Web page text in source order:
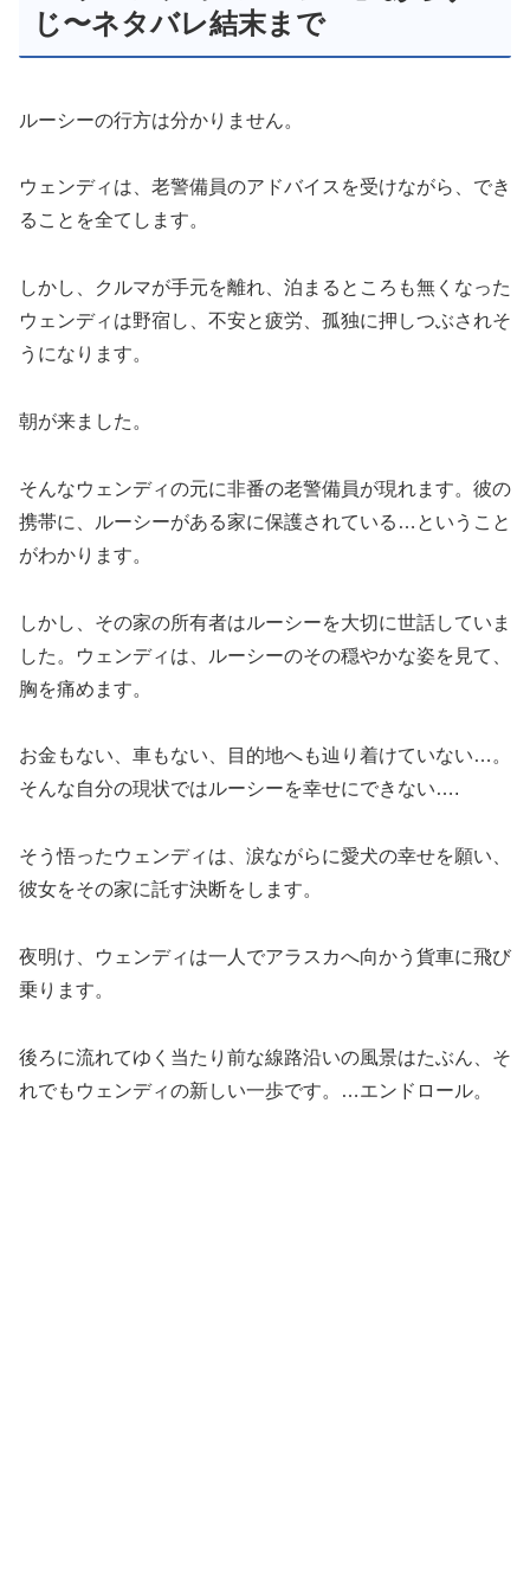
じ〜ネタバレ結末まで
ルーシーの行方は分かりません。
ウェンディは、老警備員のアドバイスを受けながら、でき
ることを全てします。
しかし、クルマが手元を離れ、泊まるところも無くなった
ウェンディは野宿し、不安と疲労、孤独に押しつぶされそ
うになります。
朝が来ました。
そんなウェンディの元に非番の老警備員が現れます。彼の
携帯に、ルーシーがある家に保護されている…ということ
がわかります。
しかし、その家の所有者はルーシーを大切に世話していま
した。ウェンディは、ルーシーのその穏やかな姿を見て、
胸を痛めます。
お金もない、車もない、目的地へも辿り着けていない…。
そんな自分の現状ではルーシーを幸せにできない….
そう悟ったウェンディは、涙ながらに愛犬の幸せを願い、
彼女をその家に託す決断をします。
夜明け、ウェンディは一人でアラスカへ向かう貨車に飛び
乗ります。
後ろに流れてゆく当たり前な線路沿いの風景はたぶん、そ
れでもウェンディの新しい一歩です。…エンドロール。